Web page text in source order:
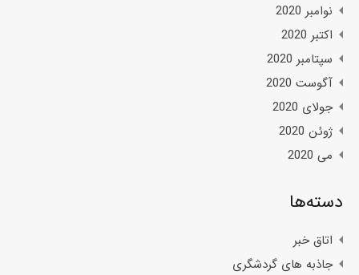
نوامبر 2020
اکتبر 2020
سپتامبر 2020
آگوست 2020
جولای 2020
ژوئن 2020
می 2020
دسته‌ها
اتاق خبر
جاذبه های گردشگری